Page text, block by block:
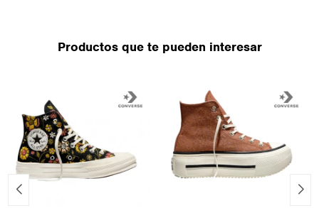
Productos que te pueden interesar